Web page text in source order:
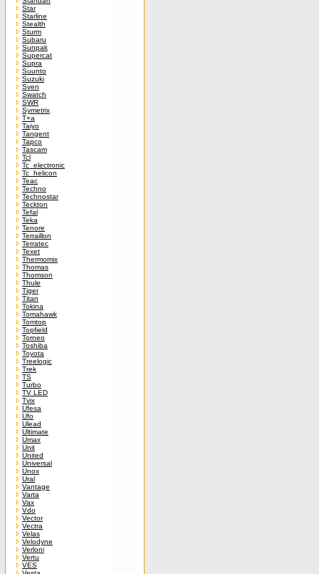
Star
Starline
Stealth
Sturm
Subaru
Sunpak
Supercat
Supra
Suunto
Suzuki
Sven
Swatch
SWR
Symetrix
T+a
Taiyo
Tangent
Tapco
Tascam
Tcl
Tc_electronic
Tc_helicon
Teac
Techno
Technostar
Teckton
Tefal
Teka
Tenore
Terraillon
Terratec
Texet
Thermomix
Thomas
Thomson
Thule
Tiger
Titan
Tokina
Tomahawk
Tomtop
Topfield
Torneo
Toshiba
Toyota
Treelogic
Trek
TS
Turbo
TV LED
Tvix
Ufesa
Ufo
Ulead
Ultimate
Umax
Unit
United
Universal
Unox
Ural
Vantage
Varta
Vax
Vdo
Vector
Vectra
Velas
Velodyne
Verloni
Vertu
VES